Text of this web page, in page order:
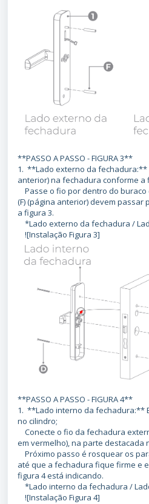
**PASSO A PASSO - FIGURA 3**
1. **Lado externo da fechadura:**
anterior) na fechadura conforme a
Passe o fio por dentro do buraco
(F) (página anterior) devem passar
a figura 3.
*Lado externo da fechadura /
![Instalação Figura 3]
**PASSO A PASSO - FIGURA 4**
1. **Lado interno da fechadura:**
no cilindro;
Conecte o fio da fechadura
em vermelho), na parte destacada
Próximo passo é rosquear os
até que a fechadura fique firme e
figura 4 está indicando.
*Lado interno da fechadura /
![Instalação Figura 4]